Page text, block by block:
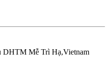
DHTM Mễ Trì Hạ,Vietnam